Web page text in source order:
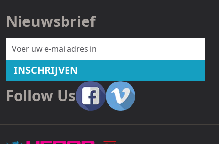
Nieuwsbrief
E-mailadres
INSCHRIJVEN
Follow Us